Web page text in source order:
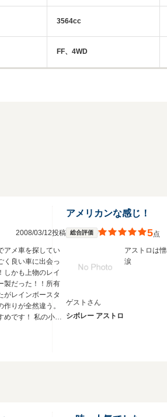
3564cc
FF、4WD
2008/03/12投稿
アメ車を探してい
く良い車に出会っ
しかも上物のレイ
製だった！！所有
がレインボースタ
作りが全然違う。
めです！ 私の小さ
アメリカンな感じ！
総合評価 5点
アストロは
涙
ゲストさん
シボレー アストロ